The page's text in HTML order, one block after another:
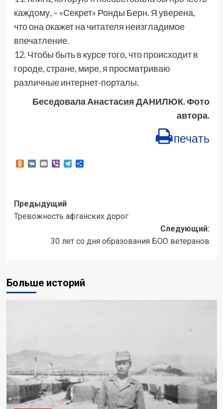
каждому, – «Секрет» Ронды Берн. Я уверена,
что она окажет на читателя неизгладимое
впечатление.
12. Чтобы быть в курсе того, что происходит в
городе, стране, мире, я просматриваю
различные интернет-порталы.
Беседовала Анастасия ДАНИЛЮК. Фото
автора.
печать
Odnoklassniki
VKEmailViberTelegram
Отправить
Навигация
записи
Предыдущий
Тревожность афганских дорог
Следующий:
30 лет со дня образования БОО ветеранов
Больше историй